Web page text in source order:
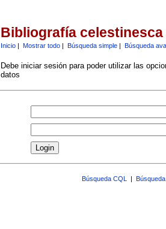
Bibliografía celestinesca
Inicio| Mostrar todo| Búsqueda simple| Búsqueda
Debe iniciar sesión para poder utilizar las
datos
Búsqueda CQL |